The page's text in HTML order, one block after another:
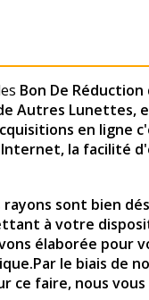
Bon De Réduction
Autres Lunettes,
en ligne
la facilité
sont bien
à votre
élaborée pour
le biais de
ce faire, nous